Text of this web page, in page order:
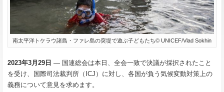
南太平洋トケラウ諸島・ファレ島の突堤で遊ぶ子どもたち© UNICEF/Vlad Sokhin
2023年3月 29 日 ― 国連総会は本日、全会一致で決議が採択されたこと
を受け、国際司法裁判所（ICJ）に対し、各国が負う気候変動対策上の
義務について意見を求めます。